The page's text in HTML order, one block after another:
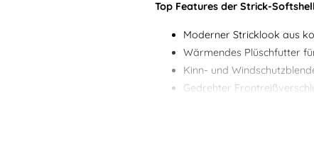
Top Features der Strick-
Moderner Stricklook aus
Wärmendes Plüschfutter
Kinn- und
Gedrehter
für